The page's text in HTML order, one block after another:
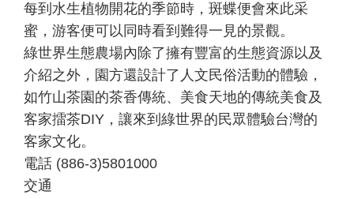
每到水生植物開花的季節時，斑蝶便會來此采
蜜，游客便可以同時看到難得一見的景觀。
綠世界生態農場內除了擁有豐富的生態資源以及
介紹之外，園方還設計了人文民俗活動的體驗，
如竹山茶園的茶香傳統、美食天地的傳統美食及
客家擂茶DIY，讓來到綠世界的民眾體驗台灣的
客家文化。
電話 (886-3)5801000
交通